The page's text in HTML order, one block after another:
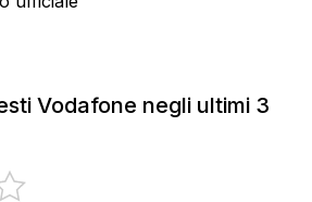
Vodafone negli ultimi 3